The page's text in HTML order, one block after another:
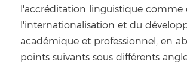
l'accréditation linguistique comme
l'internationalisation et du
académique et professionnel, en
points suivants sous différents